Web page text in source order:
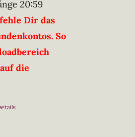
20:59
Dir das
So
die